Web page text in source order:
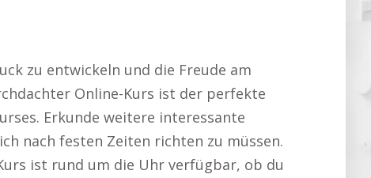
zu entwickeln und die Freude am
Online-Kurs ist der perfekte
Erkunde weitere interessante
nach festen Zeiten richten zu müssen.
ist rund um die Uhr verfügbar, ob du